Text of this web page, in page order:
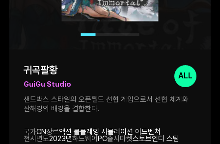
ALL
귀곡팔황
GuiGu Studio
샌드박스 스타일의 오픈월드 선협 게임으로서 선협 체계와
산해경의 배경을 결합한다.
국가CN장르액션 롤플레잉 시뮬레이션 어드벤쳐
전시년도2023년하드웨어PC출시마켓스토브인디 스팀